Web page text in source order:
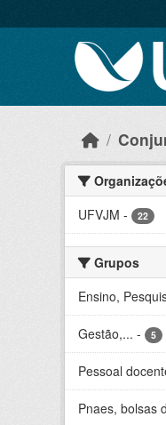
UFVJM - 22
Grupos
Ensino,
Gestão,... - 5
Pessoal
Pnaes, bolsas